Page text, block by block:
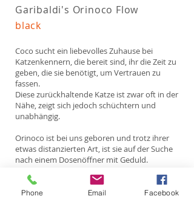
Garibaldi's Orinoco Flow
black
Coco sucht ein liebevolles Zuhause bei
Katzenkennern, die bereit sind, ihr die Zeit zu
geben, die sie benötigt, um Vertrauen zu
fassen.
Diese zurückhaltende Katze ist zwar oft in der
Nähe, zeigt sich jedoch schüchtern und
unabhängig.
Orinoco ist bei uns geboren und trotz ihrer
etwas distanzierten Art, ist sie auf der Suche
nach einem Dosenöffner mit Geduld.
Bitte beachten Sie, dass für Coco kein
Phone Email Facebook